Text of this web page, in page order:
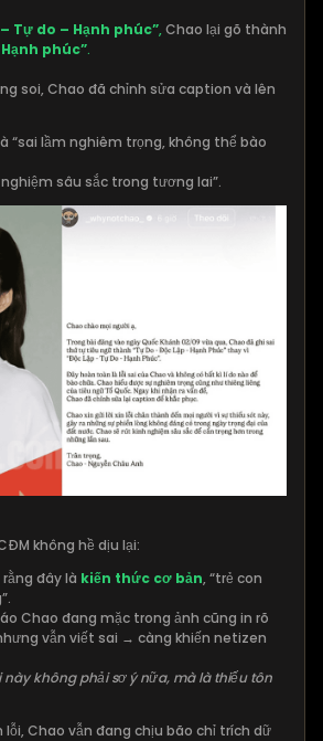
Tự do – Hạnh phúc”,Chao lại gõ thành
phúc”.
soi, Chao đã chỉnh sửa caption và lên
“sai lầm nghiêm trọng, không thể bào
sâu sắc trong tương lai”.
không hề dịu lại:
đây là kiến thức cơ bản, “trẻ con
Chao đang mặc trong ảnh cũng in rõ
vẫn viết sai → càng khiến netizen
này không phải sơ ý nữa, mà là thiếu tôn
lỗi, Chao vẫn đang chịu bão chỉ trích dữ